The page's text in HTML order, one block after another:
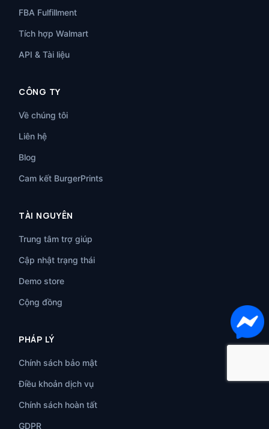
FBA Fulfillment
Tích hợp Walmart
API & Tài liệu
CÔNG TY
Về chúng tôi
Liên hệ
Blog
Cam kết BurgerPrints
TÀI NGUYÊN
Trung tâm trợ giúp
Cập nhật trạng thái
Demo store
Cộng đồng
PHÁP LÝ
Chính sách bảo mật
Điều khoản dịch vụ
Chính sách hoàn tất
GDPR